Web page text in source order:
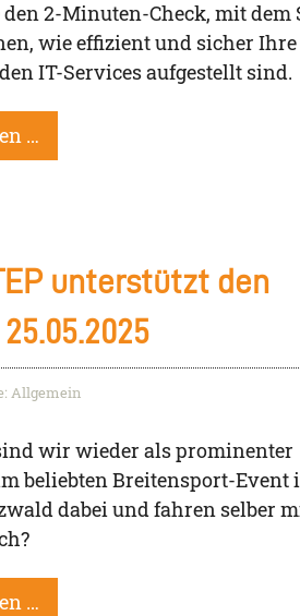
2-Minuten-Check, mit dem
wie effizient und sicher Ihre
IT-Services aufgestellt sind.
…
unterstützt den
Allgemein
wir wieder als prominenter
beliebten Breitensport-Event
dabei und fahren selber
…